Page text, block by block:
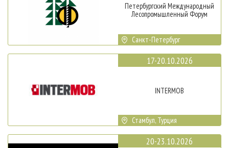
Петербургский Международный
Лесопромышленный Форум
Санкт-Петербург
17-20.10.2026
INTERMOB
Стамбул, Турция
20-23.10.2026